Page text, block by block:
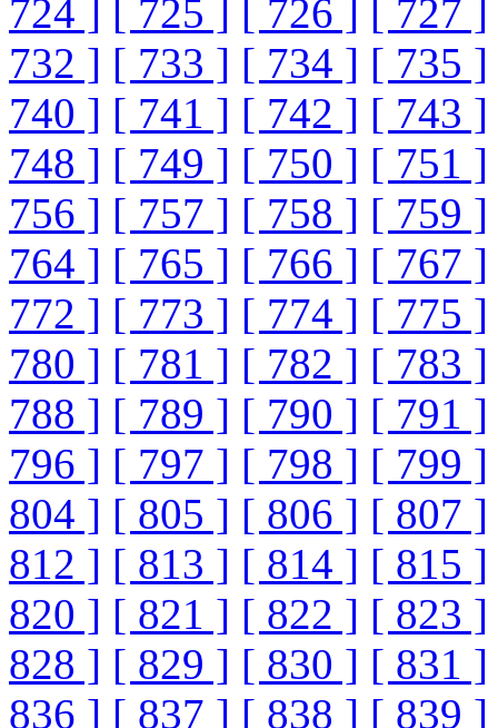
724 ] [ 725 ] [ 726 ] [ 727 ]
732 ] [ 733 ] [ 734 ] [ 735 ]
740 ] [ 741 ] [ 742 ] [ 743 ]
748 ] [ 749 ] [ 750 ] [ 751 ]
756 ] [ 757 ] [ 758 ] [ 759 ]
764 ] [ 765 ] [ 766 ] [ 767 ]
772 ] [ 773 ] [ 774 ] [ 775 ]
780 ] [ 781 ] [ 782 ] [ 783 ]
788 ] [ 789 ] [ 790 ] [ 791 ]
796 ] [ 797 ] [ 798 ] [ 799 ]
804 ] [ 805 ] [ 806 ] [ 807 ]
812 ] [ 813 ] [ 814 ] [ 815 ]
820 ] [ 821 ] [ 822 ] [ 823 ]
828 ] [ 829 ] [ 830 ] [ 831 ]
836 ] [ 837 ] [ 838 ] [ 839 ]